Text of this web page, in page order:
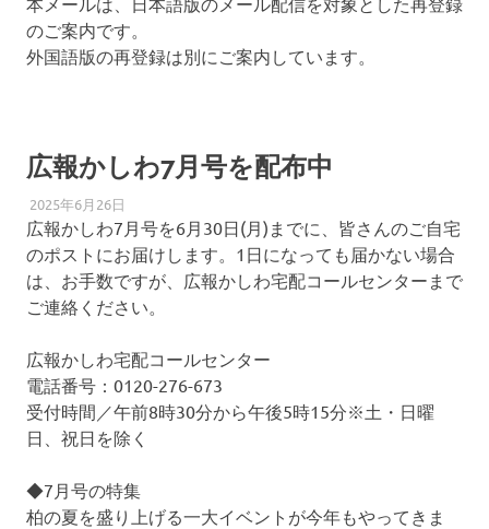
のご案内です。
外国語版の再登録は別にご案内しています。
広報かしわ7月号を配布中
2025年6月26日
広報かしわ7月号を6月30日(月)までに、皆さんのご自宅
のポストにお届けします。1日になっても届かない場合
は、お手数ですが、広報かしわ宅配コールセンターまで
ご連絡ください。
広報かしわ宅配コールセンター
電話番号：0120-276-673
受付時間／午前8時30分から午後5時15分※土・日曜
日、祝日を除く
◆7月号の特集
柏の夏を盛り上げる一大イベントが今年もやってきま